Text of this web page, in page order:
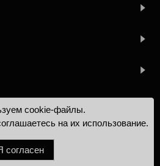
Konsoleta.ru
cookie-файлы.
на их использование.
согласен